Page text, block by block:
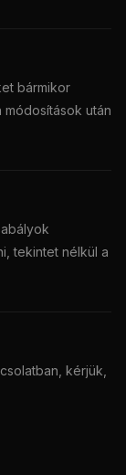
bármikor
után
tekintet nélkül a
kérjük,